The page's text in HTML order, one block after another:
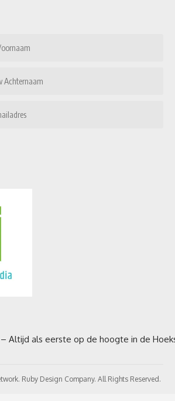
Ruby Design Company. All Rights Reserved.